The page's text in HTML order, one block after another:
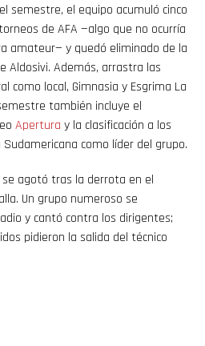
semestre, el equipo acumuló cinco
de AFA —algo que no ocurría
amateur— y quedó eliminado de la
Aldosivi. Además, arrastra las
como local, Gimnasia y Esgrima La
también incluye el
Apertura y la clasificación a los
como líder del grupo.
se agotó tras la derrota en el
Un grupo numeroso se
y cantó contra los dirigentes;
pidieron la salida del técnico